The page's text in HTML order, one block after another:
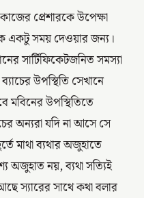
প্রেশারকে উপেক্ষা
একটু সময় দেওয়ার জন্য।
সার্টিফিকেটজনিত সমস্যা
উপস্থিতি সেখানে
মবিনের উপস্থিতিতে
অন্যরা যদি না আসে সে
মাথা ব্যথার অজুহাতে
অজুহাত নয়, ব্যথা সত্যিই
স্যারের সাথে কথা বলার